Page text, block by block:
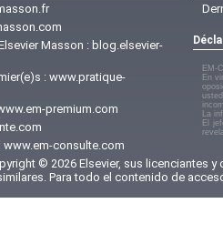
Masson : blog.elsevier-
: www.pratique-
premium.com
www.em-consulte.com
EM-
En
La
El
© 2026 Elsevier, sus licenciantes
Para todo el contenido de